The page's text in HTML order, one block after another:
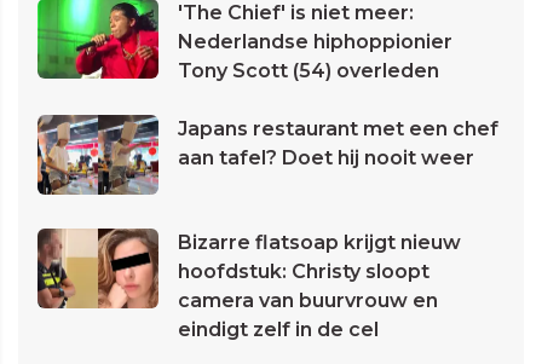
'The Chief' is niet meer:
Nederlandse hiphoppionier
Tony Scott (54) overleden
Japans restaurant met een chef
aan tafel? Doet hij nooit weer
Bizarre flatsoap krijgt nieuw
hoofdstuk: Christy sloopt
camera van buurvrouw en
eindigt zelf in de cel